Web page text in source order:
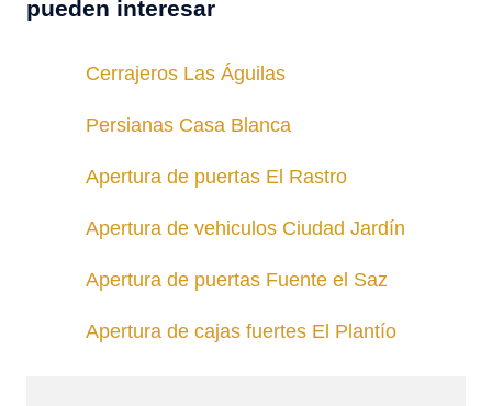
pueden interesar
Cerrajeros Las Águilas
Persianas Casa Blanca
Apertura de puertas El Rastro
Apertura de vehiculos Ciudad Jardín
Apertura de puertas Fuente el Saz
Apertura de cajas fuertes El Plantío